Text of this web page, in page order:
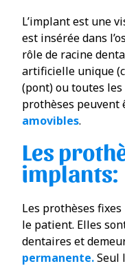
L’implant est une
est insérée dans
rôle de racine
artificielle unique
(pont) ou toutes les
prothèses peuvent
amovibles.
Les
implants:
Les prothèses
le patient. Elles
dentaires et
permanente.Seul